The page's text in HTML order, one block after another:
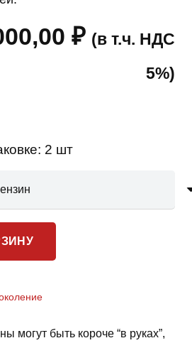
₽ (в т.ч. НДС
5%)
2 шт
могут быть короче “в руках”,